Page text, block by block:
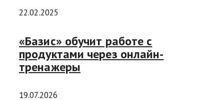
22.02.2025
«Базис» обучит работе с
продуктами через онлайн-
тренажеры
19.07.2026